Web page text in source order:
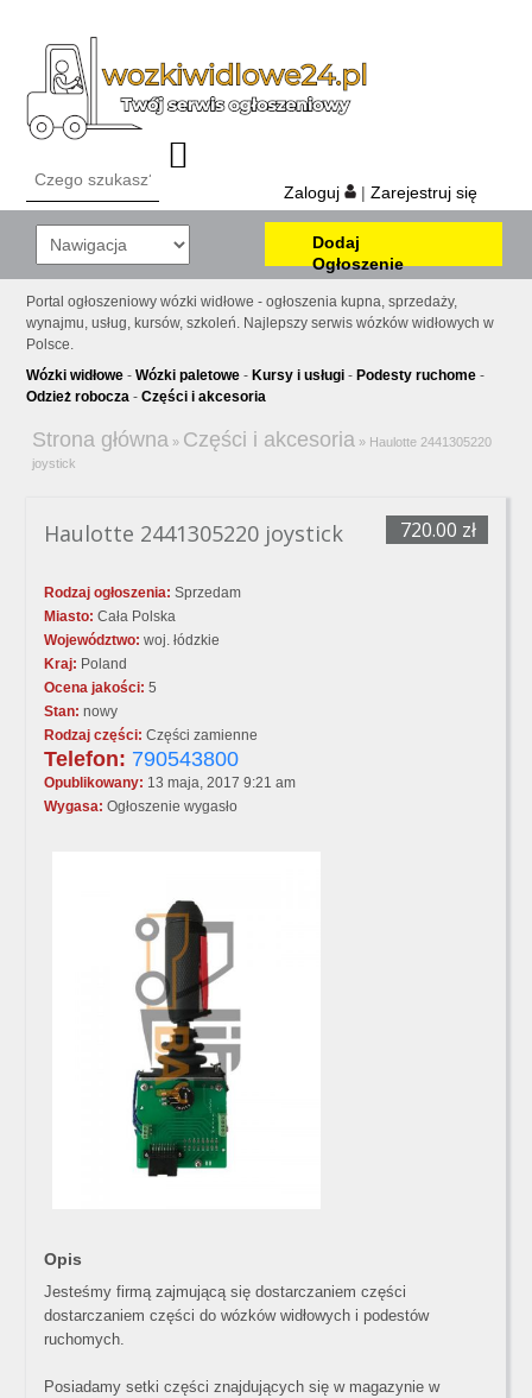
Zaloguj | Zarejestruj się
Dodaj
Ogłoszenie
Portal ogłoszeniowy wózki widłowe - ogłoszenia kupna, sprzedaży,
wynajmu, usług, kursów, szkoleń. Najlepszy serwis wózków widłowych w
Polsce.
Wózki widłowe -Wózki paletowe - Kursy i usługi - Podesty ruchome -
Odzież robocza -Części i akcesoria
Strona główna » Części i akcesoria » Haulotte 2441305220
joystick
720.00 zł
Haulotte 2441305220 joystick
Rodzaj ogłoszenia: Sprzedam
Miasto: Cała Polska
Województwo: woj. łódzkie
Kraj: Poland
Ocena jakości: 5
Stan: nowy
Rodzaj części: Części zamienne
Telefon: 790543800
Opublikowany: 13 maja, 2017 9:21 am
Wygasa: Ogłoszenie wygasło
Opis
Jesteśmy firmą zajmującą się dostarczaniem części
dostarczaniem części do wózków widłowych i podestów
ruchomych.
Posiadamy setki części znajdujących się w magazynie w